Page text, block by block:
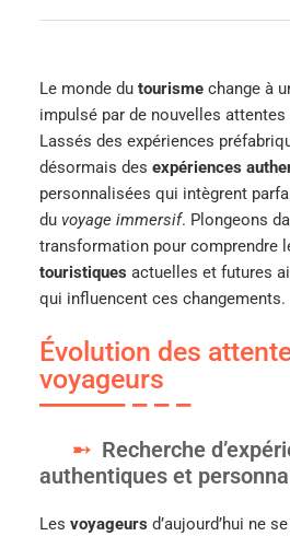
Le monde du tourisme change à
impulsé par de nouvelles attentes
Lassés des expériences
désormais des expériences
personnalisées qui intègrent
du voyage immersif. Plongeons
transformation pour comprendre
touristiques actuelles et futures
qui influencent ces changements.
Évolution des
voyageurs
Recherche
authentiques et
Les voyageurs d’aujourd’hui ne